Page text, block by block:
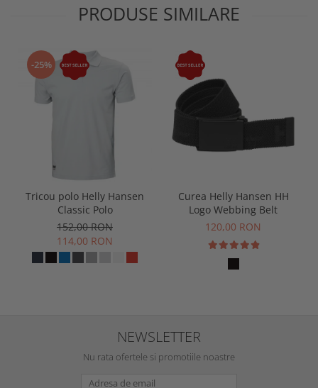
PRODUSE SIMILARE
-25%
Tricou polo Helly Hansen
Classic Polo
152,00 RON
114,00 RON
Curea Helly Hansen HH
Logo Webbing Belt
120,00 RON
NEWSLETTER
Nu rata ofertele si promotiile noastre